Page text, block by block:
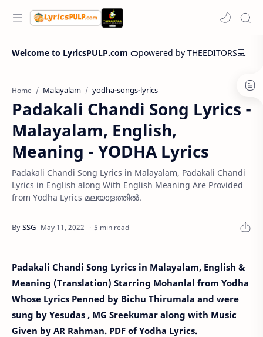
Welcome to LyricsPULP.com 🍊powered by THEEDITORS💻
Home Malayalam yodha-songs-lyrics
Padakali Chandi Song Lyrics -
Malayalam, English,
Meaning - YODHA Lyrics
Padakali Chandi Song Lyrics in Malayalam, Padakali Chandi
Lyrics in English along With English Meaning Are Provided
from Yodha Lyrics മലയാളത്തില്‍.
5 min read
Padakali Chandi Song Lyrics in Malayalam, English &
Meaning (Translation) Starring Mohanlal from Yodha
Whose Lyrics Penned by Bichu Thirumala and were
sung by Yesudas , MG Sreekumar along with Music
Given by AR Rahman. PDF of Yodha Lyrics.